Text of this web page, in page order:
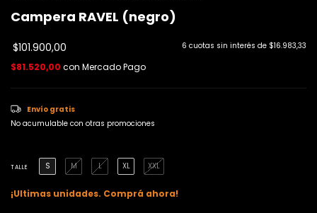
Campera RAVEL (negro)
$101.900,00 6 cuotas sin interés de $16.983,33
$81.520,00 con Mercado Pago
Envío gratis
No acumulable con otras promociones
TALLE S M L XL XXL
¡Ultimas unidades. Comprá ahora!